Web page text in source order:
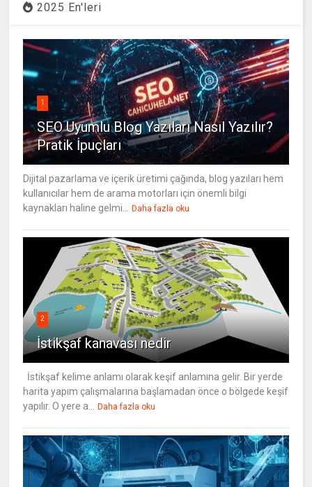
2025 En'leri
1
SEO Uyumlu Blog Yazıları Nasıl Yazılır?
Pratik İpuçları
Dijital pazarlama ve içerik üretimi çağında, blog yazıları hem
kullanıcılar hem de arama motorları için önemli bilgi
kaynakları haline gelmi...
Daha fazla oku
2
İstikşaf kanavası nedir
İstikşaf kelime anlamı olarak keşif anlamına gelir. Bir yerde
harita yapım çalışmalarına başlamadan önce o bölgede keşif
yapılır. O yere a...
Daha fazla oku